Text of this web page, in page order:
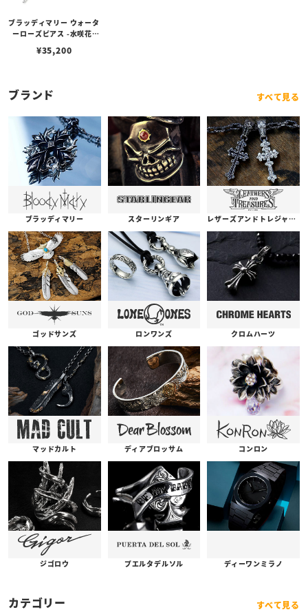
ブラッディマリー ウォータ
ーローズピアス -水咲花-
リル
¥35,200
ブランド すべて見る
ブラッディマリー スターリンギア レザーズアンドトレジャーズ
ゴッドサンズ ロンワンズ クロムハーツ
マッドカルト ディアブロッサム コンロン
ジゴロウ プエルタデルソル ディーワンミラノ
カテゴリー すべて見る